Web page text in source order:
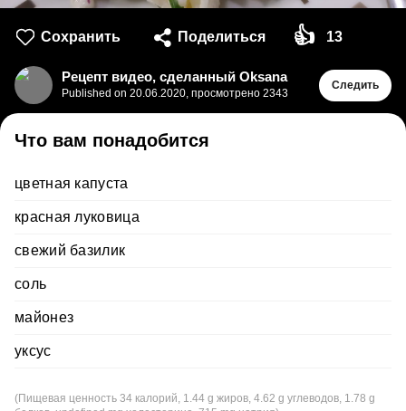
Сохранить Поделиться 👍 13
Рецепт видео, сделанный Oksana
Published on 20.06.2020, просмотрено 2343
Следить
Что вам понадобится
цветная капуста
красная луковица
свежий базилик
соль
майонез
уксус
(Пищевая ценность 34 калорий, 1.44 g жиров, 4.62 g углеводов, 1.78 g